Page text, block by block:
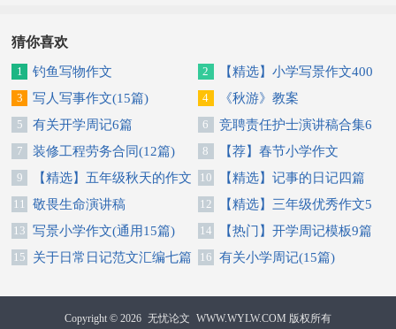
猜你喜欢
1 钓鱼写物作文 2
【精选】小学写景作文400
字汇总八篇
3 写人写事作文(15篇) 4 《秋游》教案
5 有关开学周记6篇 6
竞聘责任护士演讲稿合集6
篇
7 装修工程劳务合同(12篇) 8 【荐】春节小学作文
9
【精选】五年级秋天的作文
300字锦集5篇
10 【精选】记事的日记四篇
11 敬畏生命演讲稿 12
【精选】三年级优秀作文5
篇
13 写景小学作文(通用15篇) 14 【热门】开学周记模板9篇
15 关于日常日记范文汇编七篇 16 有关小学周记(15篇)
Copyright © 2026 无忧论文 WWW.WYLW.COM 版权所有